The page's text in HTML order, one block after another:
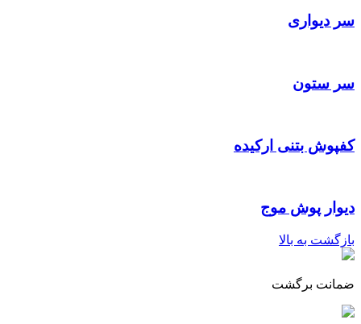
سر دیواری
سر ستون
کفپوش بتنی ارکیده
دیوار پوش موج
بازگشت به بالا
ضمانت برگشت